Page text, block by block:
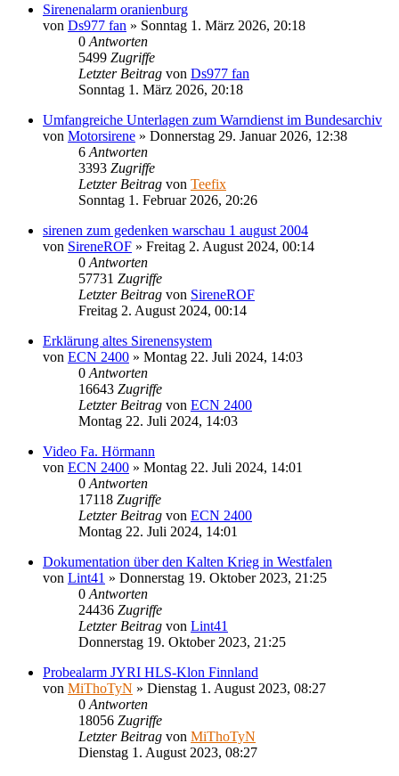
Sirenenalarm oranienburg
von Ds977 fan » Sonntag 1. März 2026, 20:18
0 Antworten
5499 Zugriffe
Letzter Beitrag von Ds977 fan
Sonntag 1. März 2026, 20:18
Umfangreiche Unterlagen zum Warndienst im Bundesarchiv
von Motorsirene » Donnerstag 29. Januar 2026, 12:38
6 Antworten
3393 Zugriffe
Letzter Beitrag von Teefix
Sonntag 1. Februar 2026, 20:26
sirenen zum gedenken warschau 1 august 2004
von SireneROF » Freitag 2. August 2024, 00:14
0 Antworten
57731 Zugriffe
Letzter Beitrag von SireneROF
Freitag 2. August 2024, 00:14
Erklärung altes Sirenensystem
von ECN 2400 » Montag 22. Juli 2024, 14:03
0 Antworten
16643 Zugriffe
Letzter Beitrag von ECN 2400
Montag 22. Juli 2024, 14:03
Video Fa. Hörmann
von ECN 2400 » Montag 22. Juli 2024, 14:01
0 Antworten
17118 Zugriffe
Letzter Beitrag von ECN 2400
Montag 22. Juli 2024, 14:01
Dokumentation über den Kalten Krieg in Westfalen
von Lint41 » Donnerstag 19. Oktober 2023, 21:25
0 Antworten
24436 Zugriffe
Letzter Beitrag von Lint41
Donnerstag 19. Oktober 2023, 21:25
Probealarm JYRI HLS-Klon Finnland
von MiThoTyN » Dienstag 1. August 2023, 08:27
0 Antworten
18056 Zugriffe
Letzter Beitrag von MiThoTyN
Dienstag 1. August 2023, 08:27